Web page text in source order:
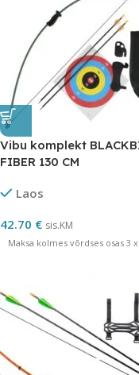
Vibu komplekt
FIBER 130 CM
Laos
42.70 € sis.KM
Maksa kolmes võrdses osas 3 x